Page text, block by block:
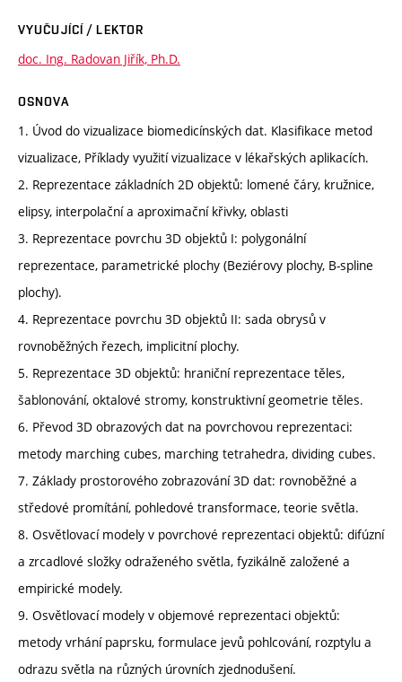
VYUČUJÍCÍ / LEKTOR
doc. Ing. Radovan Jiřík, Ph.D.
OSNOVA
1. Úvod do vizualizace biomedicínských dat. Klasifikace metod
vizualizace, Příklady využití vizualizace v lékařských aplikacích.
2. Reprezentace základních 2D objektů: lomené čáry, kružnice,
elipsy, interpolační a aproximační křivky, oblasti
3. Reprezentace povrchu 3D objektů I: polygonální
reprezentace, parametrické plochy (Beziérovy plochy, B-spline
plochy).
4. Reprezentace povrchu 3D objektů II: sada obrysů v
rovnoběžných řezech, implicitní plochy.
5. Reprezentace 3D objektů: hraniční reprezentace těles,
šablonování, oktalové stromy, konstruktivní geometrie těles.
6. Převod 3D obrazových dat na povrchovou reprezentaci:
metody marching cubes, marching tetrahedra, dividing cubes.
7. Základy prostorového zobrazování 3D dat: rovnoběžné a
středové promítání, pohledové transformace, teorie světla.
8. Osvětlovací modely v povrchové reprezentaci objektů: difúzní
a zrcadlové složky odraženého světla, fyzikálně založené a
empirické modely.
9. Osvětlovací modely v objemové reprezentaci objektů:
metody vrhání paprsku, formulace jevů pohlcování, rozptylu a
odrazu světla na různých úrovních zjednodušení.